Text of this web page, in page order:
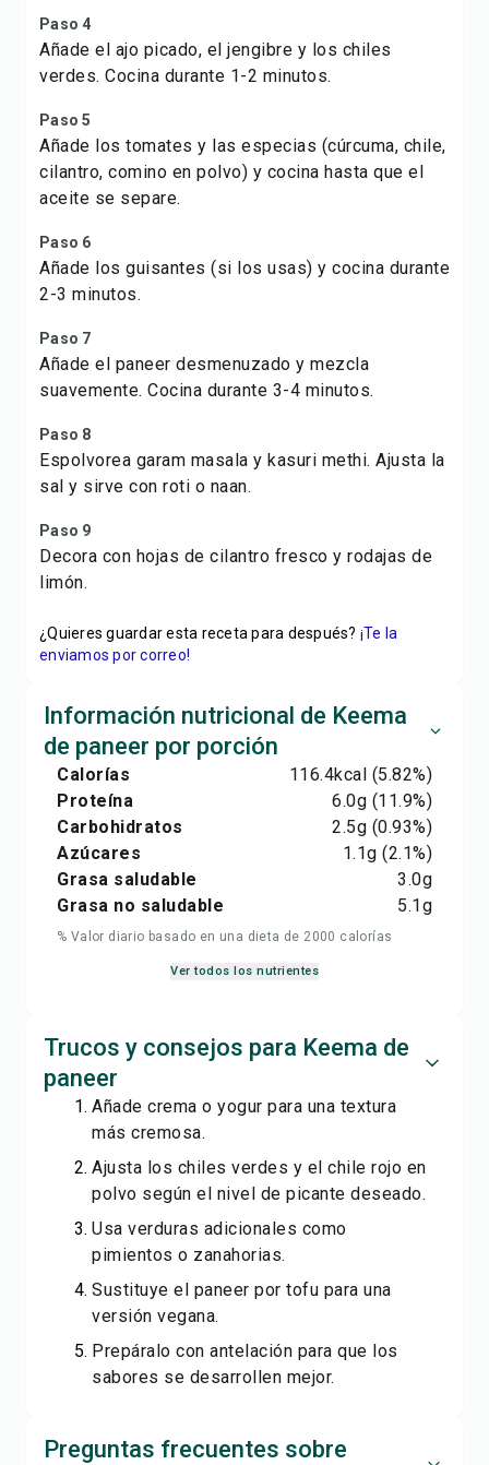
Paso 4
Añade el ajo picado, el jengibre y los chiles
verdes. Cocina durante 1-2 minutos.
Paso 5
Añade los tomates y las especias (cúrcuma, chile,
cilantro, comino en polvo) y cocina hasta que el
aceite se separe.
Paso 6
Añade los guisantes (si los usas) y cocina durante
2-3 minutos.
Paso 7
Añade el paneer desmenuzado y mezcla
suavemente. Cocina durante 3-4 minutos.
Paso 8
Espolvorea garam masala y kasuri methi. Ajusta la
sal y sirve con roti o naan.
Paso 9
Decora con hojas de cilantro fresco y rodajas de
limón.
¿Quieres guardar esta receta para después? ¡Te la
enviamos por correo!
Información nutricional de Keema
de paneer por porción
Calorías 116.4kcal (5.82%)
Proteína
6.0g (11.9%)
Carbohidratos
2.5g (0.93%)
Azúcares
1.1g (2.1%)
Grasa saludable
3.0g
Grasa no saludable
5.1g
% Valor diario basado en una dieta de 2000 calorías
Ver todos los nutrientes
Trucos y consejos para Keema de
paneer
Añade crema o yogur para una textura
más cremosa.
Ajusta los chiles verdes y el chile rojo en
polvo según el nivel de picante deseado.
Usa verduras adicionales como
pimientos o zanahorias.
Sustituye el paneer por tofu para una
versión vegana.
Prepáralo con antelación para que los
sabores se desarrollen mejor.
Preguntas frecuentes sobre